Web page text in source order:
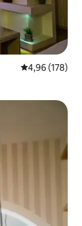
Середня
4,96 (178)